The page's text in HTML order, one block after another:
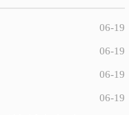
06-19
06-19
06-19
06-19